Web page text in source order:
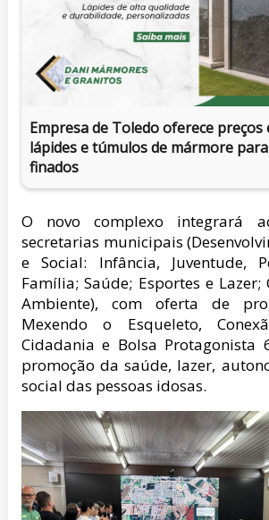
Empresa de Toledo oferece preços
lápides e túmulos de mármore
finados
O novo complexo integrará
secretarias municipais
e Social: Infância, Juventude,
Família; Saúde; Esportes e
Ambiente), com oferta de
Mexendo o Esqueleto,
Cidadania e Bolsa Protagonista
promoção da saúde, lazer,
social das pessoas idosas.